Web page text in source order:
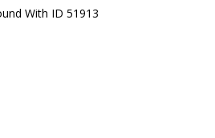
With ID 51913